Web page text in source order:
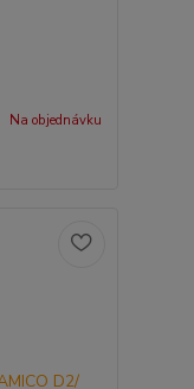
Na objednávku